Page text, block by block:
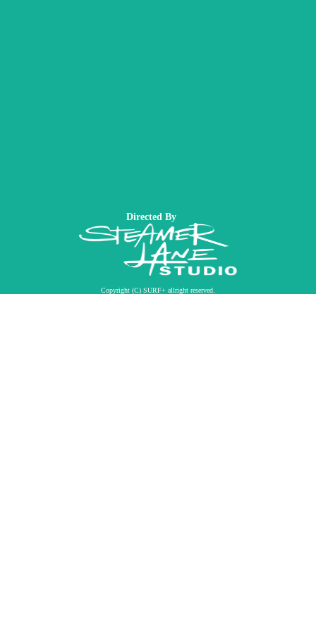
Directed By
Copyright (C) SURF+ allright reserved.